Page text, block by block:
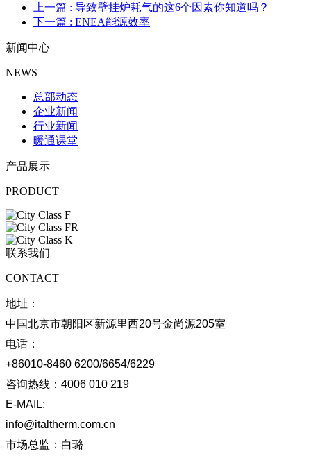
上一篇 : 导致壁挂炉耗气的这6个因素你知道吗？
下一篇 : ENEA能源效率
新闻中心
NEWS
总部动态
企业新闻
行业新闻
暖通课堂
产品展示
PRODUCT
联系我们
CONTACT
地址：
中国北京市朝阳区新源里西20号金尚源205室
电话：
+86010-8460 6200/6654/6229
咨询热线： 4006 010 219
E-MAIL:
info@italtherm.com.cn
市场总监： 白璐